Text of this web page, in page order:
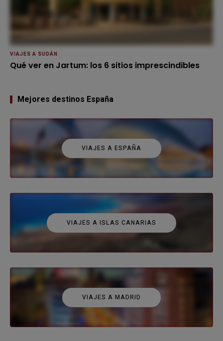
VIAJES A SUDÁN
Qué ver en Jartum: los 6 sitios imprescindibles
Mejores destinos España
VIAJES A ESPAÑA
VIAJES A ISLAS CANARIAS
VIAJES A MADRID